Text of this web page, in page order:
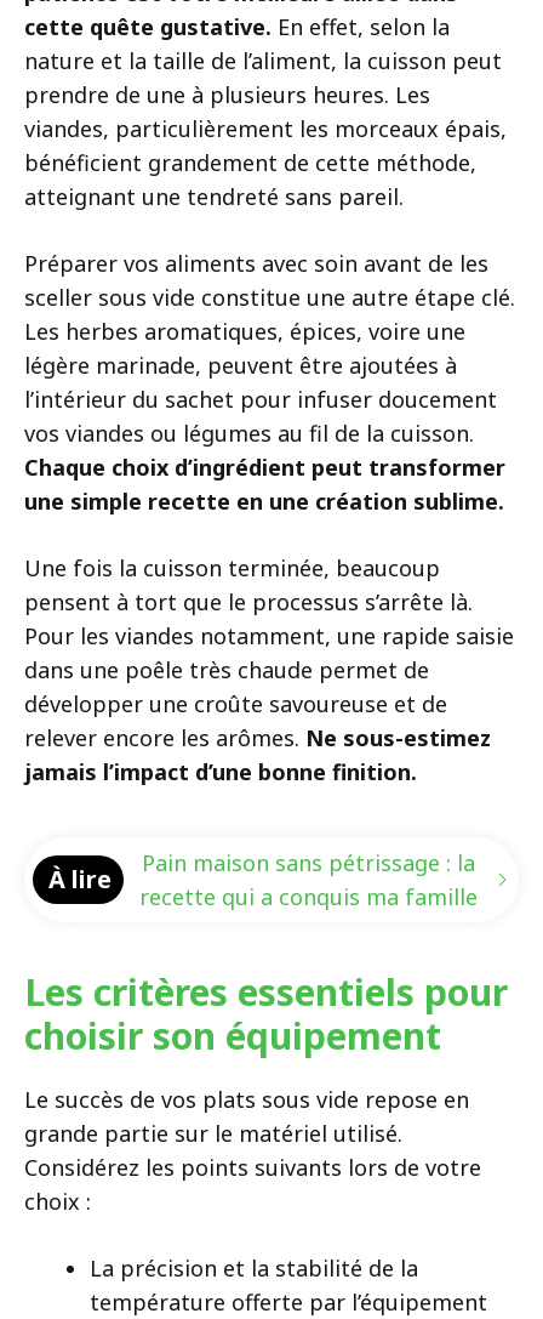
cette quête gustative. En effet, selon la
nature et la taille de l’aliment, la cuisson peut
prendre de une à plusieurs heures. Les
viandes, particulièrement les morceaux épais,
bénéficient grandement de cette méthode,
atteignant une tendreté sans pareil.
Préparer vos aliments avec soin avant de les
sceller sous vide constitue une autre étape clé.
Les herbes aromatiques, épices, voire une
légère marinade, peuvent être ajoutées à
l’intérieur du sachet pour infuser doucement
vos viandes ou légumes au fil de la cuisson.
Chaque choix d’ingrédient peut transformer
une simple recette en une création sublime.
Une fois la cuisson terminée, beaucoup
pensent à tort que le processus s’arrête là.
Pour les viandes notamment, une rapide saisie
dans une poêle très chaude permet de
développer une croûte savoureuse et de
relever encore les arômes. Ne sous-estimez
jamais l’impact d’une bonne finition.
À lire
Pain maison sans pétrissage : la
recette qui a conquis ma famille
Les critères essentiels pour
choisir son équipement
Le succès de vos plats sous vide repose en
grande partie sur le matériel utilisé.
Considérez les points suivants lors de votre
choix :
La précision et la stabilité de la
température offerte par l’équipement